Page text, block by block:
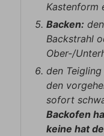
Kastenform
Backen:
Backstrahl
Ober-/
den
den
sofort
Backofen
keine hat